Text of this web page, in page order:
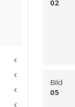
02
Bild
05